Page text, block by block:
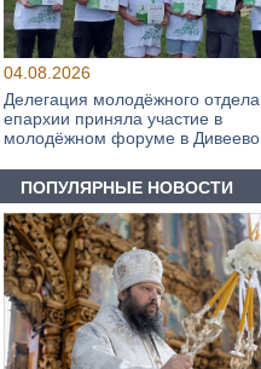
04.08.2026
Делегация молодёжного отдела
епархии приняла участие в
молодёжном форуме в Дивеево
ПОПУЛЯРНЫЕ НОВОСТИ